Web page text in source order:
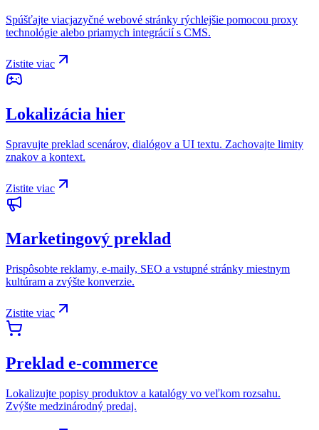
Spúšťajte viacjazyčné webové stránky rýchlejšie pomocou proxy
technológie alebo priamych integrácií s CMS.
Zistite viac
Lokalizácia hier
Spravujte preklad scenárov, dialógov a UI textu. Zachovajte limity
znakov a kontext.
Zistite viac
Marketingový preklad
Prispôsobte reklamy, e-maily, SEO a vstupné stránky miestnym
kultúram a zvýšte konverzie.
Zistite viac
Preklad e-commerce
Lokalizujte popisy produktov a katalógy vo veľkom rozsahu.
Zvýšte medzinárodný predaj.